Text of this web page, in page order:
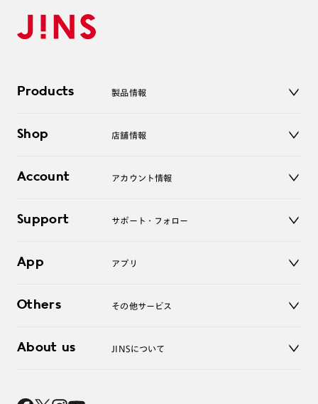
Products 製品情報
サングラス
コンタクトレンズ
アクセサリー
Shop 店舗情報
オンラインショップ
Account アカウント情報
ログアウト
Support サポート・フォロー
よくあるご質問
お問い合わせ
App アプリ
Others その他サービス
レンズ交換
About us JINSについて